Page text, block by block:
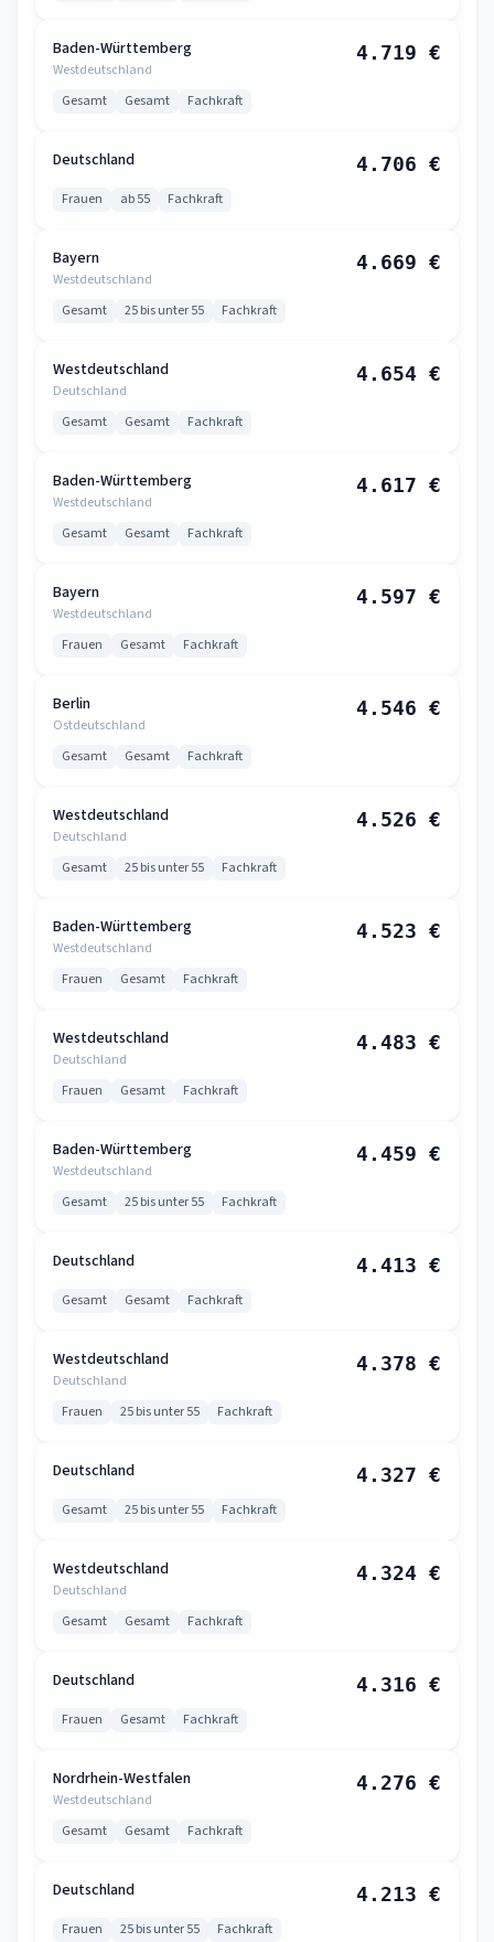
Baden-Württemberg
Westdeutschland
4.719 €
Gesamt Gesamt Fachkraft
Deutschland 4.706 €
Frauen ab 55 Fachkraft
Bayern
Westdeutschland
4.669 €
Gesamt 25 bis unter 55 Fachkraft
Westdeutschland
Deutschland
4.654 €
Gesamt Gesamt Fachkraft
Baden-Württemberg
Westdeutschland
4.617 €
Gesamt Gesamt Fachkraft
Bayern
Westdeutschland
4.597 €
Frauen Gesamt Fachkraft
Berlin
Ostdeutschland
4.546 €
Gesamt Gesamt Fachkraft
Westdeutschland
Deutschland
4.526 €
Gesamt 25 bis unter 55 Fachkraft
Baden-Württemberg
Westdeutschland
4.523 €
Frauen Gesamt Fachkraft
Westdeutschland
Deutschland
4.483 €
Frauen Gesamt Fachkraft
Baden-Württemberg
Westdeutschland
4.459 €
Gesamt 25 bis unter 55 Fachkraft
Deutschland 4.413 €
Gesamt Gesamt Fachkraft
Westdeutschland
Deutschland
4.378 €
Frauen 25 bis unter 55 Fachkraft
Deutschland 4.327 €
Gesamt 25 bis unter 55 Fachkraft
Westdeutschland
Deutschland
4.324 €
Gesamt Gesamt Fachkraft
Deutschland 4.316 €
Frauen Gesamt Fachkraft
Nordrhein-Westfalen
Westdeutschland
4.276 €
Gesamt Gesamt Fachkraft
Deutschland 4.213 €
Frauen 25 bis unter 55 Fachkraft